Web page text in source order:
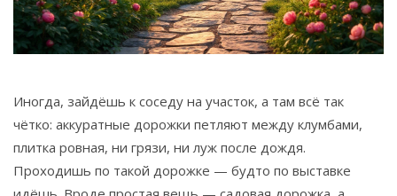
© 2026. Все права защищены.
Иногда, зайдёшь к соседу на участок, а там всё так
чётко: аккуратные дорожки петляют между клумбами,
плитка ровная, ни грязи, ни луж после дождя.
Проходишь по такой дорожке — будто по выставке